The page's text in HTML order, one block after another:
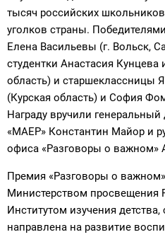
тысяч российских
уголков страны.
Елена Васильевы (г. Вольск,
студентки Анастасия Кунцева
область) и старшеклассницы
(Курская область) и София
Награду вручили
«МАЕР» Константин Майор и
офиса «Разговоры о важном»
Премия «Разговоры о
Министерством просвещения
Институтом изучения
направлена на развитие